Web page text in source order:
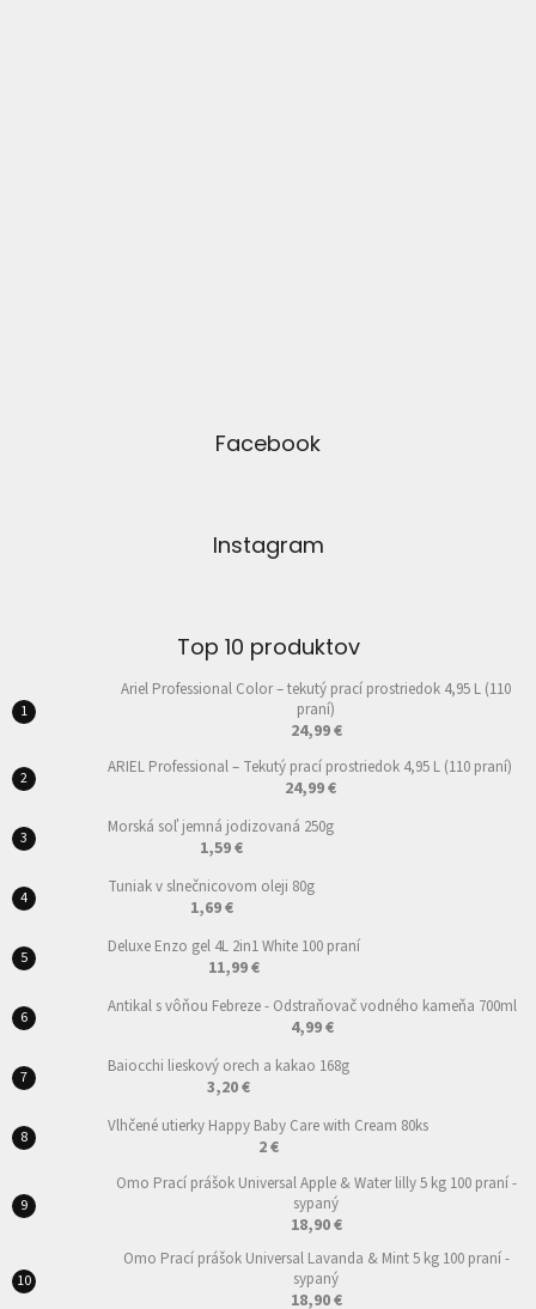
Facebook
Instagram
Top 10 produktov
Ariel Professional Color – tekutý prací prostriedok 4,95 L (110
praní)
24,99 €
ARIEL Professional – Tekutý prací prostriedok 4,95 L (110 praní)
24,99 €
Morská soľ jemná jodizovaná 250g
1,59 €
Tuniak v slnečnicovom oleji 80g
1,69 €
Deluxe Enzo gel 4L 2in1 White 100 praní
11,99 €
Antikal s vôňou Febreze - Odstraňovač vodného kameňa 700ml
4,99 €
Baiocchi lieskový orech a kakao 168g
3,20 €
Vlhčené utierky Happy Baby Care with Cream 80ks
2 €
Omo Prací prášok Universal Apple & Water lilly 5 kg 100 praní -
sypaný
18,90 €
Omo Prací prášok Universal Lavanda & Mint 5 kg 100 praní -
sypaný
18,90 €